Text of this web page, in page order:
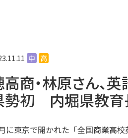
中 高
商・林原さん、
勢初 内堀県教育
に東京で開かれた「全国商業高